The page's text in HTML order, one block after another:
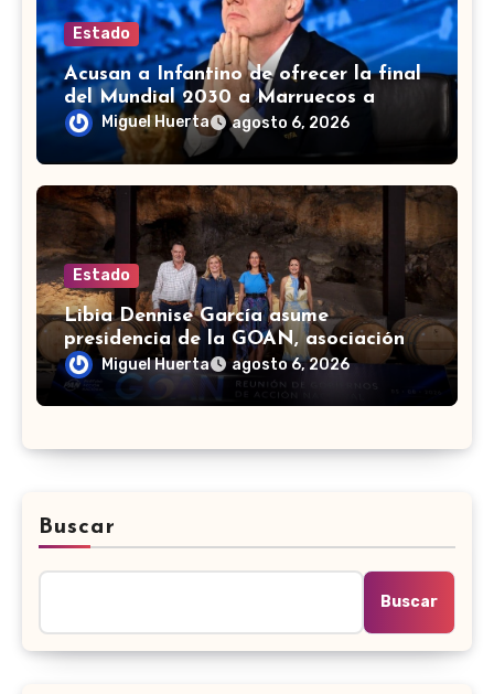
Estado
Acusan a Infantino de ofrecer la final
del Mundial 2030 a Marruecos a
cambio de apoyo
Miguel Huerta agosto 6, 2026
Estado
Libia Dennise García asume
presidencia de la GOAN, asociación
de gobernadores de Acción Nacional
Miguel Huerta agosto 6, 2026
Buscar
Buscar